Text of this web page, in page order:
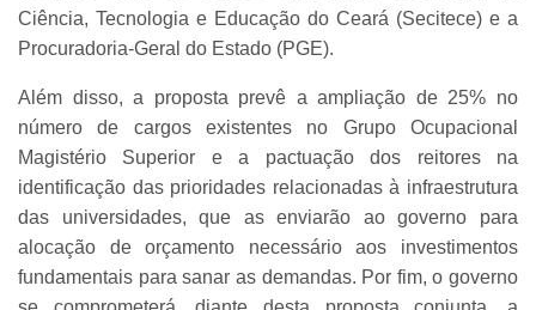
Ciência, Tecnologia e Educação do Ceará (Secitece) e a
Procuradoria-Geral do Estado (PGE).
Além disso, a proposta prevê a ampliação de 25% no
número de cargos existentes no Grupo Ocupacional
Magistério Superior e a pactuação dos reitores na
identificação das prioridades relacionadas à infraestrutura
das universidades, que as enviarão ao governo para
alocação de orçamento necessário aos investimentos
fundamentais para sanar as demandas. Por fim, o governo